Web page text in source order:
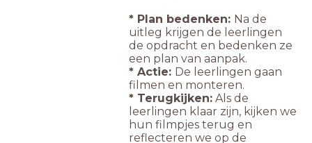
* Plan bedenken: Na de
uitleg krijgen de leerlingen
de opdracht en bedenken ze
een plan van aanpak.
* Actie: De leerlingen gaan
filmen en monteren.
* Terugkijken: Als de
leerlingen klaar zijn, kijken we
hun filmpjes terug en
reflecteren we op de